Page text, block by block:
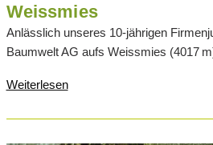
Weissmies
Anlässlich unseres 10-jährigen
Baumwelt AG aufs Weissmies (4017
Weiterlesen